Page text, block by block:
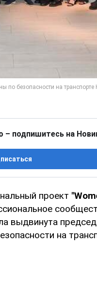
– подпишитесь на
проект
выдвинута
на